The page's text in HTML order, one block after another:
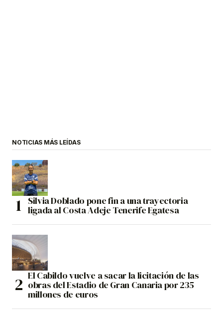
NOTICIAS MÁS LEÍDAS
Silvia Doblado pone fin a una trayectoria
ligada al Costa Adeje Tenerife Egatesa
El Cabildo vuelve a sacar la licitación de las
obras del Estadio de Gran Canaria por 235
millones de euros